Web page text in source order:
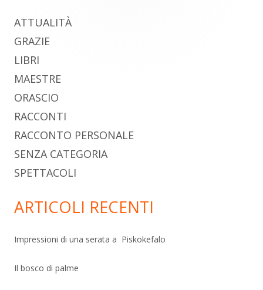
laterale
principale
ATTUALITÀ
GRAZIE
LIBRI
MAESTRE
ORASCIO
RACCONTI
RACCONTO PERSONALE
SENZA CATEGORIA
SPETTACOLI
ARTICOLI RECENTI
Impressioni di una serata a Piskokefalo
Il bosco di palme